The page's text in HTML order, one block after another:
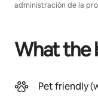
administración de la
What the
Pet friendly